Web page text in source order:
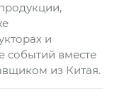
и
событий вместе
из Китая.